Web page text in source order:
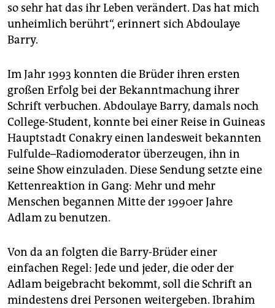
so sehr hat das ihr Leben verändert. Das hat mich
unheimlich berührt“, erinnert sich Abdoulaye
Barry.
Im Jahr 1993 konnten die Brüder ihren ersten
großen Erfolg bei der Bekanntmachung ihrer
Schrift verbuchen. Abdoulaye Barry, damals noch
College-Student, konnte bei einer Reise in Guineas
Hauptstadt Conakry einen landesweit bekannten
Fulfulde–Radiomoderator überzeugen, ihn in
seine Show einzuladen. Diese Sendung setzte eine
Kettenreaktion in Gang: Mehr und mehr
Menschen begannen Mitte der 1990er Jahre
Adlam zu benutzen.
Von da an folgten die Barry-­Brüder einer
einfachen Regel: Jede und jeder, die oder der
Adlam beigebracht bekommt, soll die Schrift an
mindestens drei Personen weitergeben. Ibrahim